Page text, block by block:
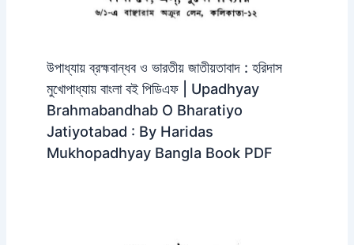
উপাধ্যায় ব্রহ্মবান্ধব ও ভারতীয় জাতীয়তাবাদ : হরিদাস
মুখোপাধ্যায় বাংলা বই পিডিএফ | Upadhyay
Brahmabandhab O Bharatiyo
Jatiyotabad : By Haridas
Mukhopadhyay Bangla Book PDF